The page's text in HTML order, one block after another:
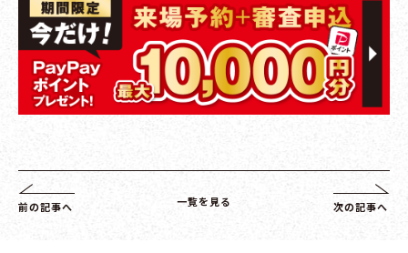
前の記事へ 一覧を見る 次の記事へ